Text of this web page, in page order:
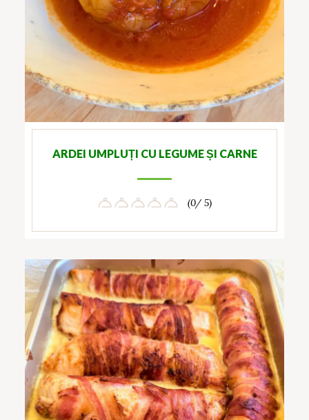
ARDEI UMPLUȚI CU LEGUME ȘI CARNE
(0/ 5)